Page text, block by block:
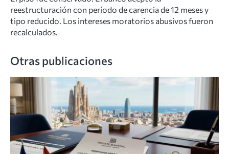
reestructuración con período de carencia de 12 meses y
tipo reducido. Los intereses moratorios abusivos fueron
recalculados.
Otras publicaciones